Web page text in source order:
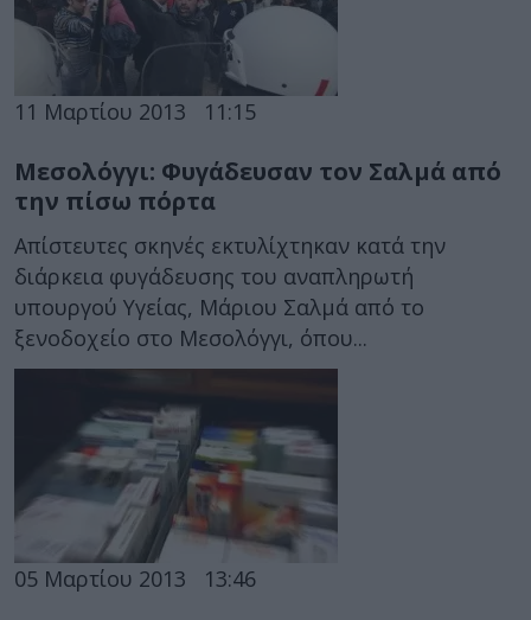
11 Μαρτίου 2013 11:15
Μεσολόγγι: Φυγάδευσαν τον Σαλμά από
την πίσω πόρτα
Απίστευτες σκηνές εκτυλίχτηκαν κατά την
διάρκεια φυγάδευσης του αναπληρωτή
υπουργού Υγείας, Μάριου Σαλμά από το
ξενοδοχείο στο Μεσολόγγι, όπου...
05 Μαρτίου 2013 13:46